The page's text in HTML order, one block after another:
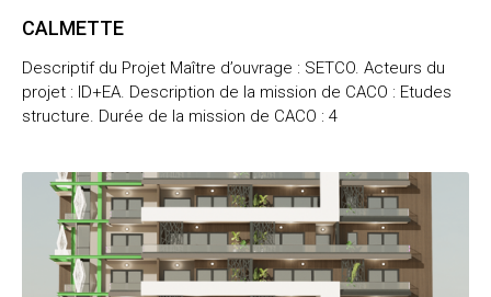
CALMETTE
Descriptif du Projet Maître d’ouvrage : SETCO. Acteurs du
projet : ID+EA. Description de la mission de CACO : Etudes
structure. Durée de la mission de CACO : 4